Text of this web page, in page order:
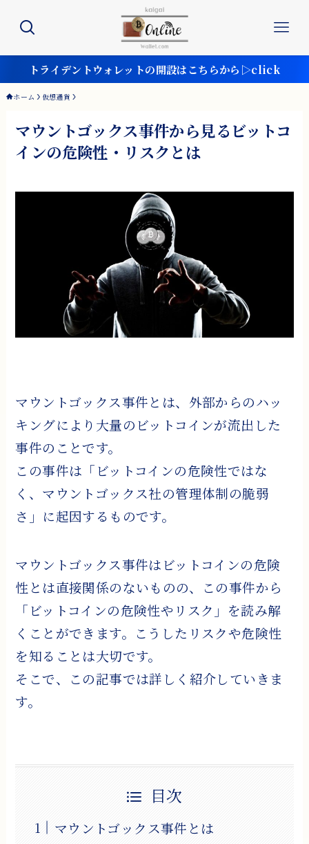
トライデントウォレットの開設はこちらから▷click
ホーム 仮想通貨
マウントゴックス事件から見るビットコ
インの危険性・リスクとは
マウントゴックス事件とは、外部からのハッ
キングにより大量のビットコインが流出した
事件のことです。
この事件は「ビットコインの危険性ではな
く、マウントゴックス社の管理体制の脆弱
さ」に起因するものです。
マウントゴックス事件はビットコインの危険
性とは直接関係のないものの、この事件から
「ビットコインの危険性やリスク」を読み解
くことができます。こうしたリスクや危険性
を知ることは大切です。
そこで、この記事では詳しく紹介していきま
す。
目次
マウントゴックス事件とは